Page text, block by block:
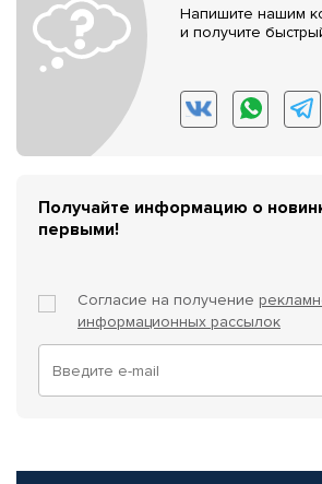
Напишите нашим
и получите
Получайте информацию о
первыми!
Согласие на получение
информационных рассылок